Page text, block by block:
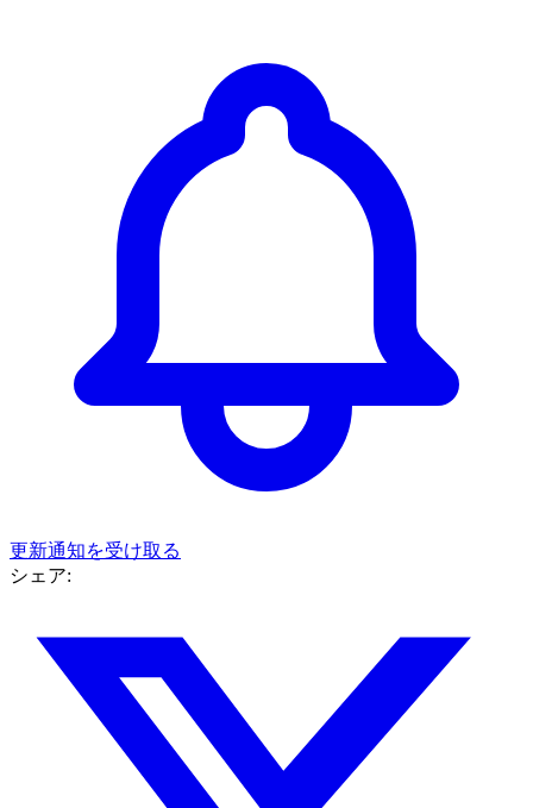
更新通知を受け取る
シェア: